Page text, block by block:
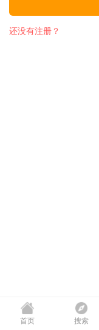
还没有注册？
首页 搜索